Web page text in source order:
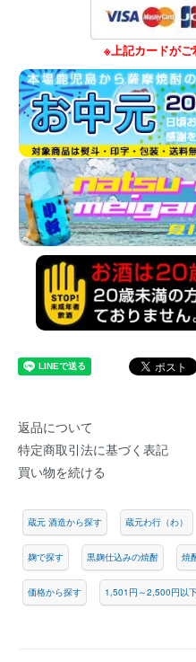
※上記カードがご
返品について
特定商取引法に基づく表記
買い物を続ける
蔵元 酒造から探す 蔵元わ行（わ）
麹で探す 黒麹仕込みの焼酎 焼
価格から探す 1,501円～2,500円以